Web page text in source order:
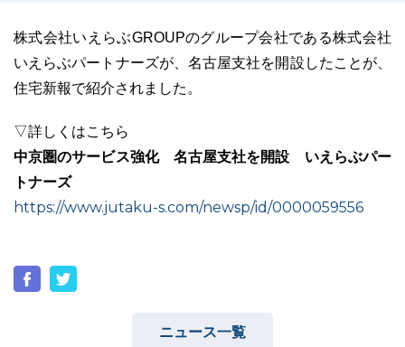
ホームページ制作について
株式会社いえらぶGROUPのグループ会社である株式会社
いえらぶパートナーズが、名古屋支社を開設したことが、
住宅新報で紹介されました。
▽詳しくはこちら
中京圏のサービス強化 名古屋支社を開設 いえらぶパー
トナーズ
https://www.jutaku-s.com/newsp/id/0000059556
ニュース一覧